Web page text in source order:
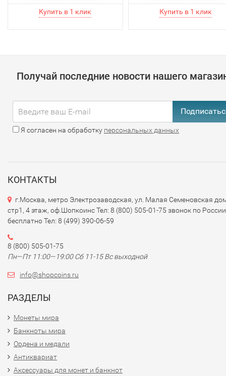
Получай последние новости нашего
Я согласен на обработку персональных данных
КОНТАКТЫ
г.Москва, метро Электрозаводская, ул. Малая Семеновская
стр1, 4 этаж, оф.Шопкоинс Тел: 8 (800) 505-01-75 звонок по России
бесплатно Тел: 8 (499) 390-06-59
8 (800) 505-01-75
Пн—Пт 11:00—19:00 Сб 11-15 Вс выходной
info@shopcoins.ru
РАЗДЕЛЫ
Монеты мира
Банкноты мира
Ордена и медали
Антиквариат
Аксессуары для монет и банкнот